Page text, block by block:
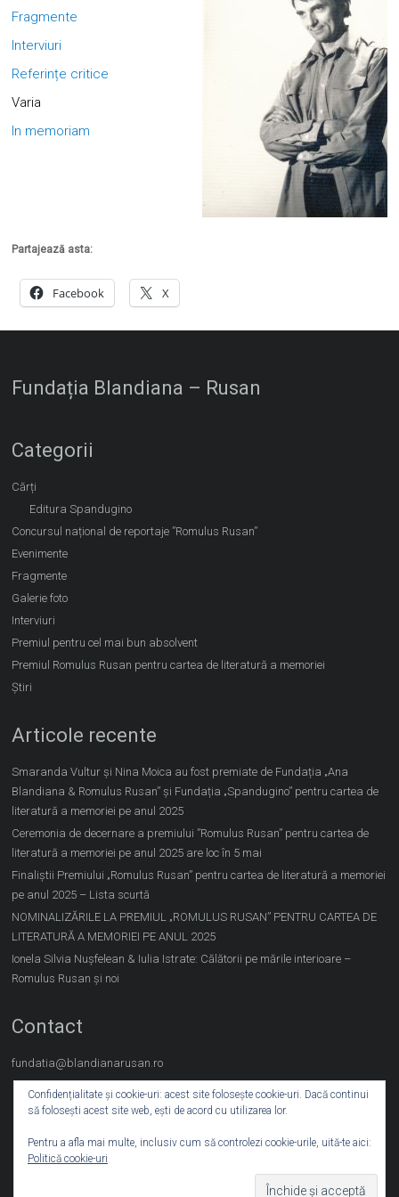
Fragmente
Interviuri
Referințe critice
Varia
In memoriam
Partajează asta:
Facebook X
Fundația Blandiana – Rusan
Categorii
Cărți
Editura Spandugino
Concursul național de reportaje ”Romulus Rusan”
Evenimente
Fragmente
Galerie foto
Interviuri
Premiul pentru cel mai bun absolvent
Premiul Romulus Rusan pentru cartea de literatură a memoriei
Știri
Articole recente
Smaranda Vultur și Nina Moica au fost premiate de Fundația „Ana
Blandiana & Romulus Rusan” și Fundația „Spandugino” pentru cartea de
literatură a memoriei pe anul 2025
Ceremonia de decernare a premiului ”Romulus Rusan” pentru cartea de
literatură a memoriei pe anul 2025 are loc în 5 mai
Finaliștii Premiului „Romulus Rusan” pentru cartea de literatură a memoriei
pe anul 2025 – Lista scurtă
NOMINALIZĂRILE LA PREMIUL „ROMULUS RUSAN” PENTRU CARTEA DE
LITERATURĂ A MEMORIEI PE ANUL 2025
Ionela Silvia Nușfelean & Iulia Istrate: Călătorii pe mările interioare –
Romulus Rusan și noi
Contact
fundatia@blandianarusan.ro
Copyright © 2026
by ThemeGrill. Powered byWordPress
Confidențialitate și cookie-uri: acest site folosește cookie-uri. Dacă continui
să folosești acest site web, ești de acord cu utilizarea lor.
Pentru a afla mai multe, inclusiv cum să controlezi cookie-urile, uită-te aici:
Politică cookie-uri